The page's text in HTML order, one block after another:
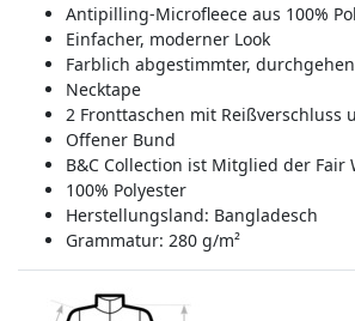
Antipilling-Microfleece aus 100%
Einfacher, moderner Look
Farblich abgestimmter,
Necktape
2 Fronttaschen mit Reißverschluss
Offener Bund
B&C Collection ist Mitglied der Fair
100% Polyester
Herstellungsland: Bangladesch
Grammatur: 280 g/m²